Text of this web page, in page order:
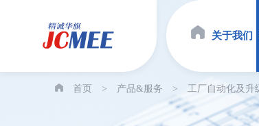
关于我们
首页 > 产品&服务 > 工厂自动化及升